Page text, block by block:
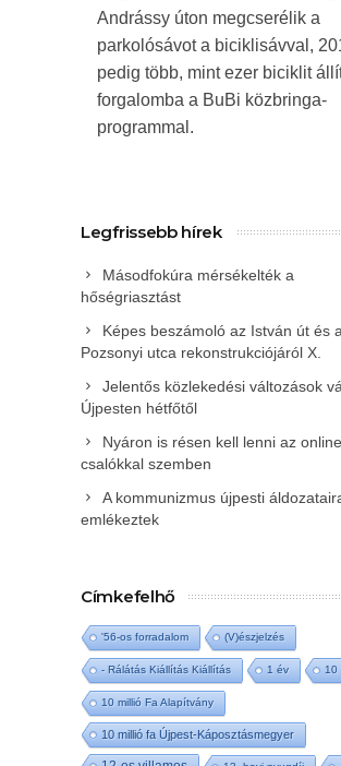
Andrássy úton megcserélik a
parkolósávot a biciklisávval,
pedig több, mint ezer biciklit
forgalomba a BuBi közbringa-
programmal.
Legfrissebb hírek
Másodfokúra mérsékelték a
hőségriasztást
Képes beszámoló az István út és a
Pozsonyi utca rekonstrukciójáról X.
Jelentős közlekedési változások
Újpesten hétfőtől
Nyáron is résen kell lenni az online
csalókkal szemben
A kommunizmus újpesti
emlékeztek
Címkefelhő
'56-os forradalom (V)észjelzés
- Rálátás Kiállítás Kiállítás 1 év 10
10 millió Fa Alapítvány
10 millió fa Újpest-Káposztásmegyer